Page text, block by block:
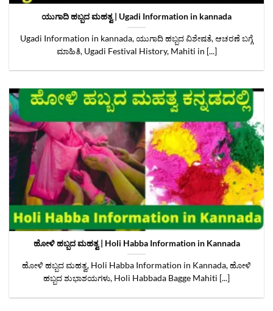
ಯುಗಾದಿ ಹಬ್ಬದ ಮಹತ್ವ | Ugadi Information in kannada
Ugadi Information in kannada, ಯುಗಾದಿ ಹಬ್ಬದ ವಿಶೇಷತೆ, ಆಚರಣೆ ಬಗ್ಗೆ
ಮಾಹಿತಿ, Ugadi Festival History, Mahiti in [...]
ಹೋಳಿ ಹಬ್ಬದ ಮಹತ್ವ | Holi Habba Information in Kannada
ಹೋಳಿ ಹಬ್ಬದ ಮಹತ್ವ, Holi Habba Information in Kannada, ಹೋಳಿ
ಹಬ್ಬದ ಶುಭಾಶಯಗಳು, Holi Habbada Bagge Mahiti [...]